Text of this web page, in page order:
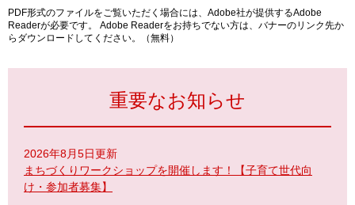
PDF形式のファイルをご覧いただく場合には、Adobe社が提供するAdobe
Readerが必要です。
Adobe Readerをお持ちでない方は、バナーのリンク先か
らダウンロードしてください。（無料）
重要なお知らせ
2026年8月5日更新
まちづくりワークショップを開催します！【子育て世代向
け・参加者募集】